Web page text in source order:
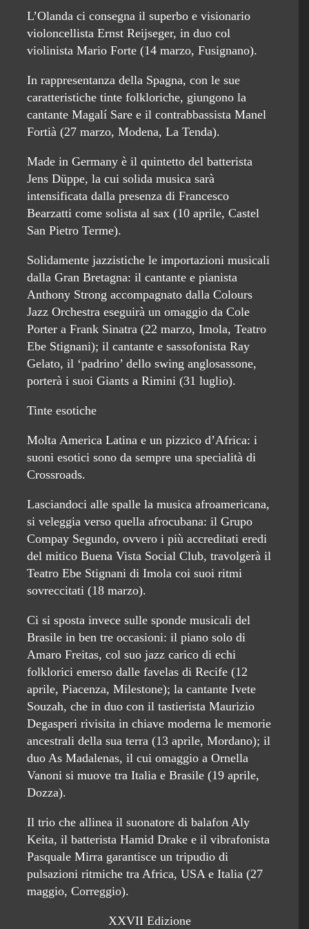
L’Olanda ci consegna il superbo e visionario
violoncellista Ernst Reijseger, in duo col
violinista Mario Forte (14 marzo, Fusignano).
In rappresentanza della Spagna, con le sue
caratteristiche tinte folkloriche, giungono la
cantante Magalí Sare e il contrabbassista Manel
Fortià (27 marzo, Modena, La Tenda).
Made in Germany è il quintetto del batterista
Jens Düppe, la cui solida musica sarà
intensificata dalla presenza di Francesco
Bearzatti come solista al sax (10 aprile, Castel
San Pietro Terme).
Solidamente jazzistiche le importazioni musicali
dalla Gran Bretagna: il cantante e pianista
Anthony Strong accompagnato dalla Colours
Jazz Orchestra eseguirà un omaggio da Cole
Porter a Frank Sinatra (22 marzo, Imola, Teatro
Ebe Stignani); il cantante e sassofonista Ray
Gelato, il ‘padrino’ dello swing anglosassone,
porterà i suoi Giants a Rimini (31 luglio).
Tinte esotiche
Molta America Latina e un pizzico d’Africa: i
suoni esotici sono da sempre una specialità di
Crossroads.
Lasciandoci alle spalle la musica afroamericana,
si veleggia verso quella afrocubana: il Grupo
Compay Segundo, ovvero i più accreditati eredi
del mitico Buena Vista Social Club, travolgerà il
Teatro Ebe Stignani di Imola coi suoi ritmi
sovreccitati (18 marzo).
Ci si sposta invece sulle sponde musicali del
Brasile in ben tre occasioni: il piano solo di
Amaro Freitas, col suo jazz carico di echi
folklorici emerso dalle favelas di Recife (12
aprile, Piacenza, Milestone); la cantante Ivete
Souzah, che in duo con il tastierista Maurizio
Degasperi rivisita in chiave moderna le memorie
ancestrali della sua terra (13 aprile, Mordano); il
duo As Madalenas, il cui omaggio a Ornella
Vanoni si muove tra Italia e Brasile (19 aprile,
Dozza).
Il trio che allinea il suonatore di balafon Aly
Keita, il batterista Hamid Drake e il vibrafonista
Pasquale Mirra garantisce un tripudio di
pulsazioni ritmiche tra Africa, USA e Italia (27
maggio, Correggio).
XXVII Edizione